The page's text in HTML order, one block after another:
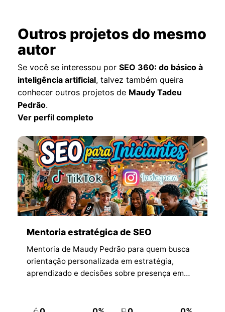
Outros projetos do mesmo
autor
Se você se interessou porSEO 360: do básico à
inteligência artificial, talvez também queira
conhecer outros projetos de Maudy Tadeu
Pedrão.
Ver perfil completo
Mentoria estratégica de SEO
Mentoria de Maudy Pedrão para quem busca
orientação personalizada em estratégia,
aprendizado e decisões sobre presença em